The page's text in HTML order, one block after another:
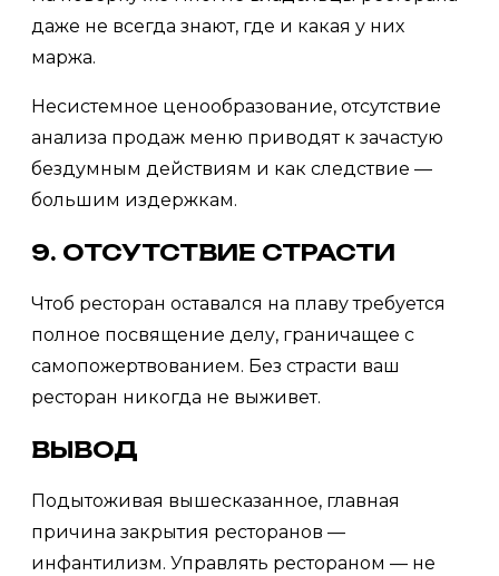
даже не всегда знают, где и какая у них
маржа.
Несистемное ценообразование, отсутствие
анализа продаж меню приводят к зачастую
бездумным действиям и как следствие —
большим издержкам.
9. ОТСУТСТВИЕ СТРАСТИ
Чтоб ресторан оставался на плаву требуется
полное посвящение делу, граничащее с
самопожертвованием. Без страсти ваш
ресторан никогда не выживет.
ВЫВОД
Подытоживая вышесказанное, главная
причина закрытия ресторанов —
инфантилизм. Управлять рестораном — не